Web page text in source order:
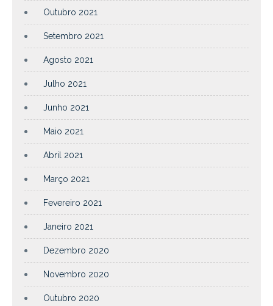
Outubro 2021
Setembro 2021
Agosto 2021
Julho 2021
Junho 2021
Maio 2021
Abril 2021
Março 2021
Fevereiro 2021
Janeiro 2021
Dezembro 2020
Novembro 2020
Outubro 2020